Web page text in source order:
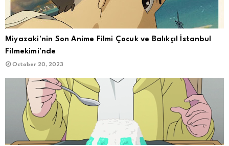
Miyazaki'nin Son Anime Filmi Çocuk ve Balıkçıl İstanbul
Filmekimi'nde
October 20, 2023